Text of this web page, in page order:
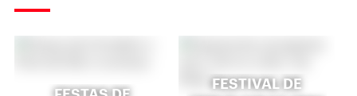
FESTIVAL DE